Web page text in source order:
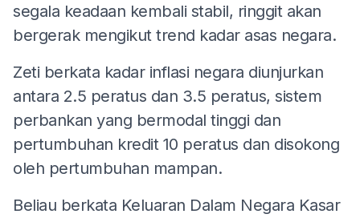
segala keadaan kembali stabil, ringgit akan
bergerak mengikut trend kadar asas negara.
Zeti berkata kadar inflasi negara diunjurkan
antara 2.5 peratus dan 3.5 peratus, sistem
perbankan yang bermodal tinggi dan
pertumbuhan kredit 10 peratus dan disokong
oleh pertumbuhan mampan.
Beliau berkata Keluaran Dalam Negara Kasar